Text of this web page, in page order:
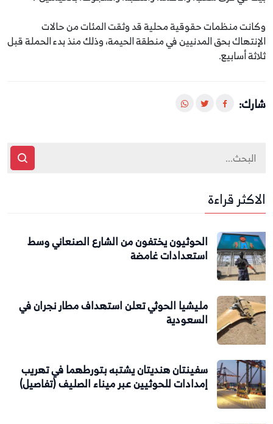
وكانت منظمات حقوقية محلية قد وثقت المئات من حالات
الإنتهاك بحق المدنيين في منطقة الحيمة، وذلك منذ بدء الحملة قبل
ثلاثة أسابيع.
شارك:
الاكثر قراءة
الحوثيون يختفون من الشارع الصنعاني وسط
استعدادات غامضة
مليشيا الحوثي تعلن استهداف مطار نجران في
السعودية
سفينتان هنديتان يشتبه بتورطهما في تهريب
إمدادات للحوثيين عبر ميناء الصليف (تفاصيل)